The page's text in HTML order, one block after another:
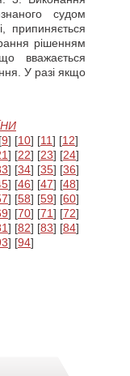
судом
припиняється
рішенням
вважається
У разі якщо
9] [10] [11] [12]
] [22] [23] [24]
] [34] [35] [36]
] [46] [47] [48]
] [58] [59] [60]
] [70] [71] [72]
] [82] [83] [84]
] [94]